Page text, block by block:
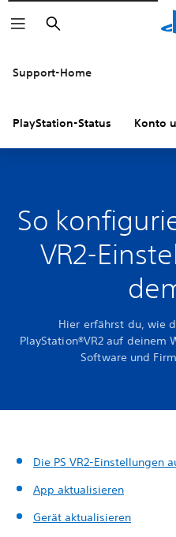
Suchen
Support-Home
PlayStation-Status Konto
So
VR2-
Hier erfährst du, wie
PlayStation®VR2 auf deinem
Software und
Die PS VR2-Einstellungen
App aktualisieren
Gerät aktualisieren